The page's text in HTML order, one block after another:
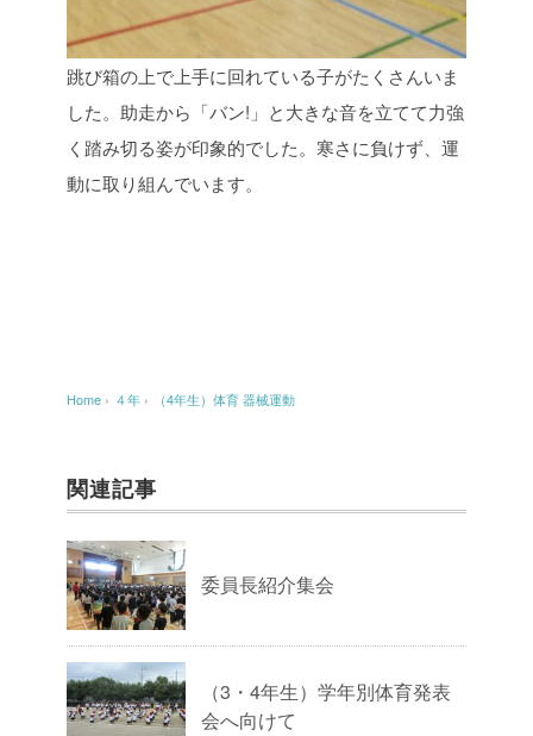
跳び箱の上で上手に回れている子がたくさんいま
した。助走から「バン!」と大きな音を立てて力強
く踏み切る姿が印象的でした。寒さに負けず、運
動に取り組んでいます。
Home › ４年 › （4年生）体育 器械運動
関連記事
委員長紹介集会
（3・4年生）学年別体育発表
会へ向けて